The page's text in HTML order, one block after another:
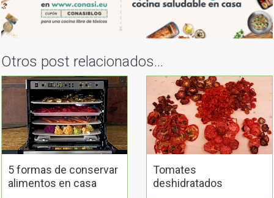
Otros post relacionados...
5 formas de conservar
alimentos en casa
Tomates
deshidratados